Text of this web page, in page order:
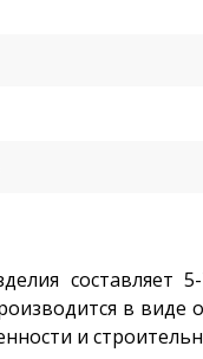
составляет
в виде
и